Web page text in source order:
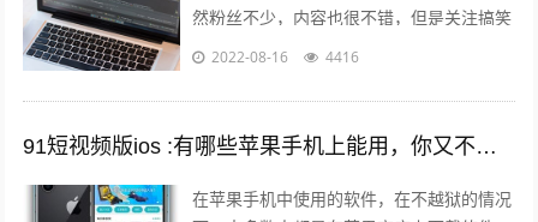
然粉丝不少，内容也很不错，但是关注搞笑
账号的用户，大多数都是为了开心的，所以
2022-08-16 4416
91短视频版ios :有哪些苹果手机上能用，你又不愿意让人知道的好用的app呢？
在苹果手机中使用的软件，在不越狱的情况